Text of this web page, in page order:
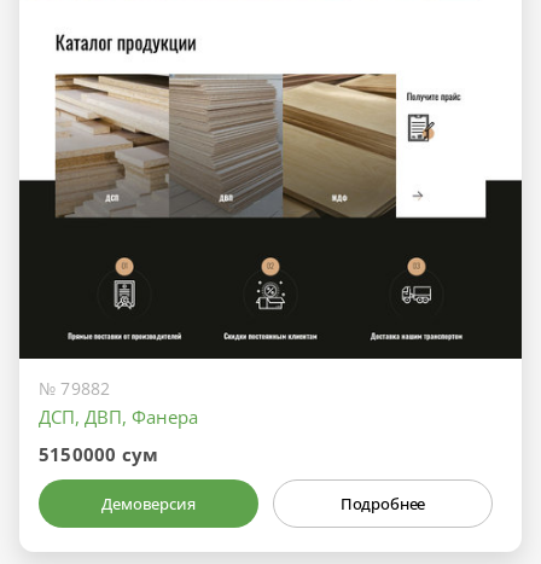
№ 79882
ДСП, ДВП, Фанера
5150000 сум
Демоверсия Подробнее